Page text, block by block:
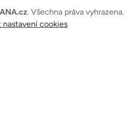
. Všechna práva vyhrazena.
nastavení cookies